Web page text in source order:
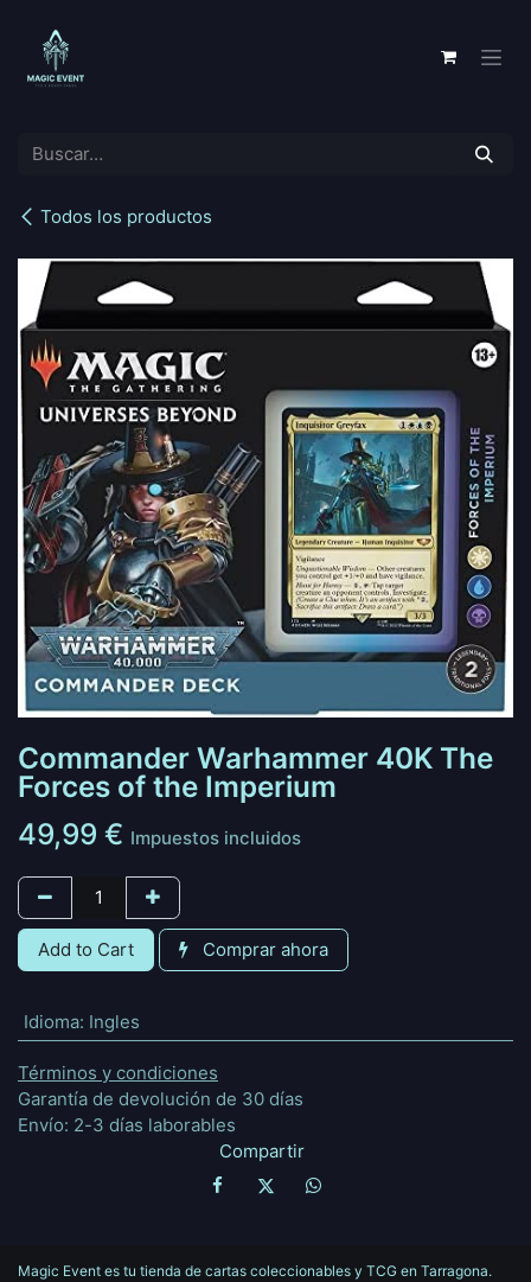
Todos los productos
Commander Warhammer 40K The
Forces of the Imperium
49,99 € Impuestos incluidos
Add to Cart Comprar ahora
Idioma: Ingles
Términos y condiciones
Garantía de devolución de 30 días
Envío: 2-3 días laborables
Compartir
Magic Event es tu tienda de cartas coleccionables y TCG en Tarragona.